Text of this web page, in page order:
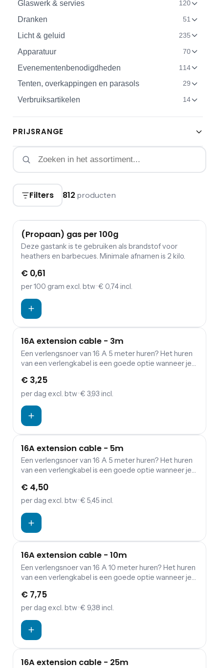
Glaswerk & servies 120
Dranken 51
Licht & geluid 235
Apparatuur 70
Evenementenbenodigdheden 114
Tenten, overkappingen en parasols 29
Verbruiksartikelen 14
PRIJSRANGE
Filters 812 producten
(Propaan) gas per 100g
Deze gastank is te gebruiken als brandstof voor
heathers en barbecues. Minimale afnamen is 2 kilo.
€ 0,61
per 100 gram excl. btw· € 0,74 incl.
16A extension cable - 3m
Een verlengsnoer van 16 A 5 meter huren? Het huren
van een verlengkabel is een goede optie wanneer je
aggregaten.
€ 3,25
per dag excl. btw· € 3,93 incl.
16A extension cable - 5m
Een verlengsnoer van 16 A 5 meter huren? Het huren
van een verlengkabel is een goede optie wanneer je
aggregaten.
€ 4,50
per dag excl. btw· € 5,45 incl.
16A extension cable - 10m
Een verlengsnoer van 16 A 10 meter huren? Het huren
van een verlengkabel is een goede optie wanneer je
aggregaten.
€ 7,75
per dag excl. btw· € 9,38 incl.
16A extension cable - 25m